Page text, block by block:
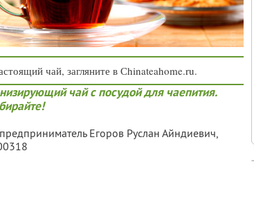
чай, загляните в Сhinateahome.ru.
чай с посудой для чаепития.
Егоров Руслан Айндиевич,